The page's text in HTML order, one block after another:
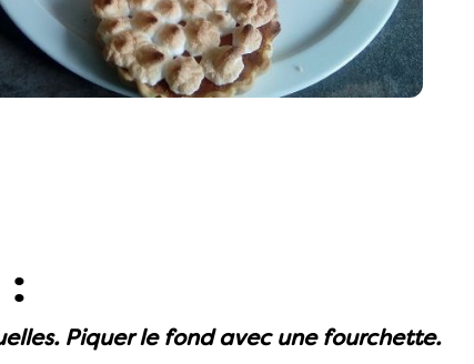
Piquer le fond avec une fourchette.